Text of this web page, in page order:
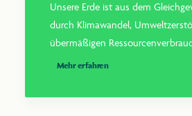
Unsere Erde ist aus dem
durch Klimawandel,
übermäßigen
Mehr erfahren